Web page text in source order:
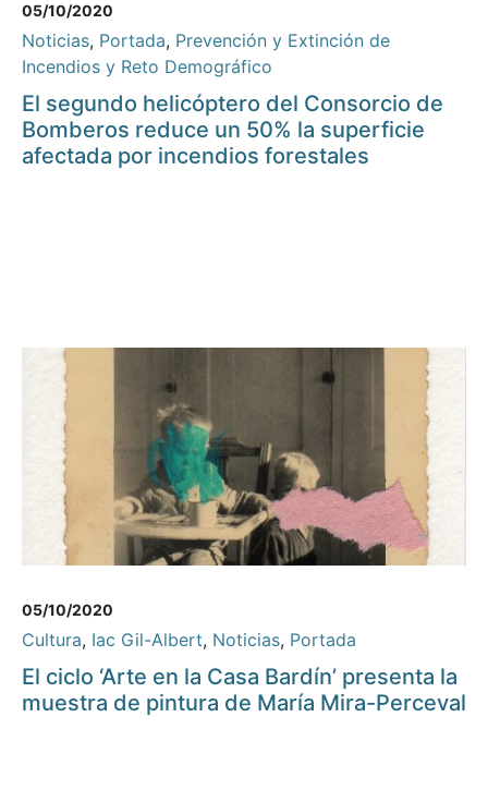
05/10/2020
Noticias, Portada, Prevención y Extinción de
Incendios y Reto Demográfico
El segundo helicóptero del Consorcio de
Bomberos reduce un 50% la superficie
afectada por incendios forestales
05/10/2020
Cultura, Iac Gil-Albert, Noticias, Portada
El ciclo ‘Arte en la Casa Bardín’ presenta la
muestra de pintura de María Mira-Perceval